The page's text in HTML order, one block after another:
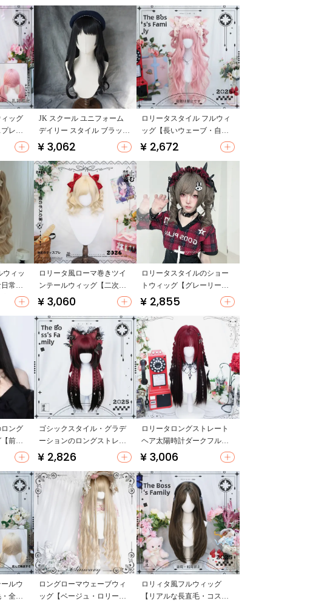
ッグ
プレ
JK スクール ユニフォーム
デイリー スタイル ブラック
カーリー ウィッグ
¥ 3,062
ロリータスタイル フルウィ
ッグ【長いウェーブ・自然
な仕上がり】
¥ 2,672
ウィッ
常使
】
ロリータ風ローマ巻きツイ
ンテールウィッグ【二次元
スタイル・フルウィッグ・
¥ 3,060
ロリータスタイルのショー
トウィッグ【グレーリー
フ・レトロ・ツインテー
¥ 2,855
ング
前髪
・ゴ
ゴシックスタイル・グラデ
ーションのロングストレー
トウィッグ【自然な見た
¥ 2,826
ロリータロングストレート
ヘア太陽時計ダークフルヘ
ッドギア
¥ 3,006
ルウ
全頭
ロングローマウェーブウィ
ッグ【ベージュ・ロリータ
ロリィタ風フルウィッグ
【リアルな長直毛・コスプ